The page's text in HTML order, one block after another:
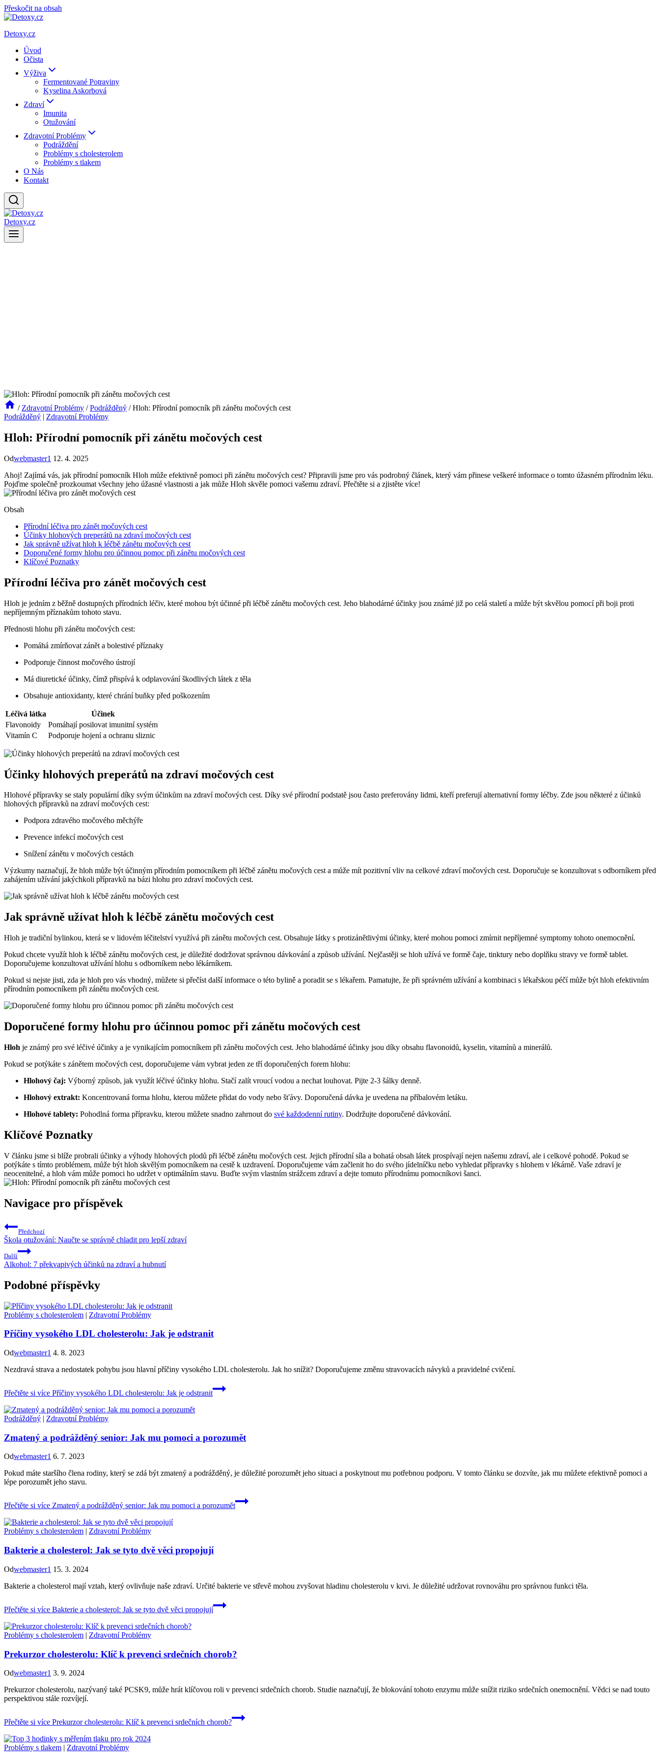
Přeskočit na obsah
Detoxy.cz
Úvod
Očista
Výživa
Fermentované Potraviny
Kyselina Askorbová
Zdraví
Imunita
Otužování
Zdravotní Problémy
Podráždění
Problémy s cholesterolem
Problémy s tlakem
O Nás
Kontakt
Detoxy.cz
/ Zdravotní Problémy / Podrážděný / Hloh: Přírodní pomocník při zánětu močových cest
Podrážděný | Zdravotní Problémy
Hloh: Přírodní pomocník při zánětu močových cest
Odwebmaster1 12. 4. 2025
Ahoj! Zajímá vás, jak přírodní pomocník Hloh může efektivně pomoci při zánětu močových cest? Připravili jsme pro vás podrobný článek, který vám přinese veškeré informace o tomto úžasném přírodním léku.
Pojďme společně prozkoumat všechny jeho úžasné vlastnosti a jak může Hloh skvěle pomoci vašemu zdraví. Přečtěte si a zjistěte více!
Obsah
Přírodní léčiva pro zánět močových cest
Účinky hlohových preperátů na zdraví močových cest
Jak správně užívat hloh k léčbě zánětu močových cest
Doporučené formy hlohu pro účinnou pomoc při zánětu močových cest
Klíčové Poznatky
Přírodní léčiva pro zánět močových cest
Hloh je jedním z běžně dostupných přírodních léčiv, které mohou být účinné při léčbě zánětu močových cest. Jeho blahodárné účinky jsou známé již po celá staletí a může být skvělou pomocí při boji proti
nepříjemným příznakům tohoto stavu.
Přednosti hlohu při zánětu močových cest:
Pomáhá zmírňovat zánět a bolestivé příznaky
Podporuje činnost močového ústrojí
Má diuretické účinky, čímž přispívá k odplavování škodlivých látek z těla
Obsahuje antioxidanty, které chrání buňky před poškozením
Léčivá látka
Účinek
Flavonoidy
Pomáhají posilovat imunitní systém
Vitamín C
Podporuje hojení a ochranu sliznic
Účinky hlohových preperátů na zdraví močových cest
Hlohové přípravky se staly populární díky svým účinkům na zdraví močových cest. Díky své přírodní podstatě jsou často preferovány lidmi, kteří preferují alternativní formy léčby. Zde jsou některé z účinků
hlohových přípravků na zdraví močových cest:
Podpora zdravého močového měchýře
Prevence infekcí močových cest
Snížení zánětu v močových cestách
Výzkumy naznačují, že hloh může být účinným přírodním pomocníkem při léčbě zánětu močových cest a může mít pozitivní vliv na celkové zdraví močových cest. Doporučuje se konzultovat s odborníkem před
zahájením užívání jakýchkoli přípravků na bázi hlohu pro zdraví močových cest.
Jak správně užívat hloh k léčbě zánětu močových cest
Hloh je tradiční bylinkou, která se v lidovém léčitelství využívá při zánětu močových cest. Obsahuje látky s protizánětlivými účinky, které mohou pomoci zmírnit nepříjemné symptomy tohoto onemocnění.
Pokud chcete využít hloh k léčbě zánětu močových cest, je důležité dodržovat správnou dávkování a způsob užívání. Nejčastěji se hloh užívá ve formě čaje, tinktury nebo doplňku stravy ve formě tablet.
Doporučujeme konzultovat užívání hlohu s odborníkem nebo lékárníkem.
Pokud si nejste jisti, zda je hloh pro vás vhodný, můžete si přečíst další informace o této bylině a poradit se s lékařem. Pamatujte, že při správném užívání a kombinaci s lékařskou péčí může být hloh efektivním
přírodním pomocníkem při zánětu močových cest.
Doporučené formy hlohu pro účinnou pomoc při zánětu močových cest
Hloh je známý pro své léčivé účinky a je vynikajícím pomocníkem při zánětu močových cest. Jeho blahodárné účinky jsou díky obsahu flavonoidů, kyselin, vitamínů a minerálů.
Pokud se potýkáte s zánětem močových cest, doporučujeme vám vybrat jeden ze tří doporučených forem hlohu:
Hlohový čaj: Výborný způsob, jak využít léčivé účinky hlohu. Stačí zalít vroucí vodou a nechat louhovat. Pijte 2-3 šálky denně.
Hlohový extrakt: Koncentrovaná forma hlohu, kterou můžete přidat do vody nebo šťávy. Doporučená dávka je uvedena na příbalovém letáku.
Hlohové tablety: Pohodlná forma přípravku, kterou můžete snadno zahrnout do své každodenní rutiny. Dodržujte doporučené dávkování.
Klíčové Poznatky
V článku jsme si blíže probrali účinky a výhody hlohových plodů při léčbě zánětu močových cest. Jejich přírodní síla a bohatá obsah látek prospívají nejen našemu zdraví, ale i celkové pohodě. Pokud se
potýkáte s tímto problémem, může být hloh skvělým pomocníkem na cestě k uzdravení. Doporučujeme vám začlenit ho do svého jídelníčku nebo vyhledat přípravky s hlohem v lékárně. Vaše zdraví je
neocenitelné, a hloh vám může pomoci ho udržet v optimálním stavu. Buďte svým vlastním strážcem zdraví a dejte tomuto přírodnímu pomocníkovi šanci.
Navigace pro příspěvek
Předchozí
Škola otužování: Naučte se správně chladit pro lepší zdraví
Další
Alkohol: 7 překvapivých účinků na zdraví a hubnutí
Podobné příspěvky
Problémy s cholesterolem | Zdravotní Problémy
Příčiny vysokého LDL cholesterolu: Jak je odstranit
Odwebmaster1 4. 8. 2023
Nezdravá strava a nedostatek pohybu jsou hlavní příčiny vysokého LDL cholesterolu. Jak ho snížit? Doporučujeme změnu stravovacích návyků a pravidelné cvičení.
Přečtěte si více Příčiny vysokého LDL cholesterolu: Jak je odstranit
Podrážděný | Zdravotní Problémy
Zmatený a podrážděný senior: Jak mu pomoci a porozumět
Odwebmaster1 6. 7. 2023
Pokud máte staršího člena rodiny, který se zdá být zmatený a podrážděný, je důležité porozumět jeho situaci a poskytnout mu potřebnou podporu. V tomto článku se dozvíte, jak mu můžete efektivně pomoci a
lépe porozumět jeho stavu.
Přečtěte si více Zmatený a podrážděný senior: Jak mu pomoci a porozumět
Problémy s cholesterolem | Zdravotní Problémy
Bakterie a cholesterol: Jak se tyto dvě věci propojují
Odwebmaster1 15. 3. 2024
Bakterie a cholesterol mají vztah, který ovlivňuje naše zdraví. Určité bakterie ve střevě mohou zvyšovat hladinu cholesterolu v krvi. Je důležité udržovat rovnováhu pro správnou funkci těla.
Přečtěte si více Bakterie a cholesterol: Jak se tyto dvě věci propojují
Problémy s cholesterolem | Zdravotní Problémy
Prekurzor cholesterolu: Klíč k prevenci srdečních chorob?
Odwebmaster1 3. 9. 2024
Prekurzor cholesterolu, nazývaný také PCSK9, může hrát klíčovou roli v prevenci srdečních chorob. Studie naznačují, že blokování tohoto enzymu může snížit riziko srdečních onemocnění. Vědci se nad touto
perspektivou stále rozvíjejí.
Přečtěte si více Prekurzor cholesterolu: Klíč k prevenci srdečních chorob?
Problémy s tlakem | Zdravotní Problémy